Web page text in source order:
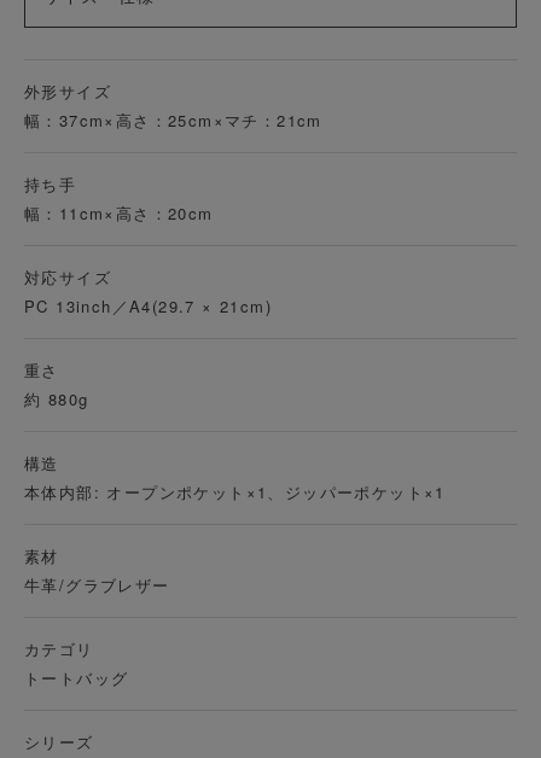
外形サイズ
幅：37cm×高さ：25cm×マチ：21cm
持ち手
幅：11cm×高さ：20cm
対応サイズ
PC 13inch／A4(29.7 × 21cm)
重さ
約 880g
構造
本体内部: オープンポケット×1、ジッパーポケット×1
素材
牛革/グラブレザー
カテゴリ
トートバッグ
シリーズ